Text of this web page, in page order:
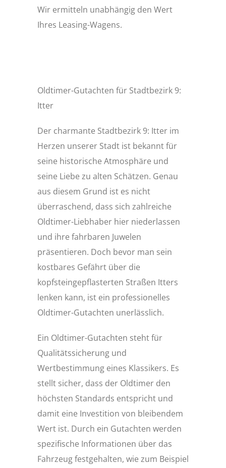
Wir ermitteln unabhängig den Wert
Ihres Leasing-Wagens.
Oldtimer-Gutachten für Stadtbezirk 9:
Itter
Der charmante Stadtbezirk 9: Itter im
Herzen unserer Stadt ist bekannt für
seine historische Atmosphäre und
seine Liebe zu alten Schätzen. Genau
aus diesem Grund ist es nicht
überraschend, dass sich zahlreiche
Oldtimer-Liebhaber hier niederlassen
und ihre fahrbaren Juwelen
präsentieren. Doch bevor man sein
kostbares Gefährt über die
kopfsteingepflasterten Straßen Itters
lenken kann, ist ein professionelles
Oldtimer-Gutachten unerlässlich.
Ein Oldtimer-Gutachten steht für
Qualitätssicherung und
Wertbestimmung eines Klassikers. Es
stellt sicher, dass der Oldtimer den
höchsten Standards entspricht und
damit eine Investition von bleibendem
Wert ist. Durch ein Gutachten werden
spezifische Informationen über das
Fahrzeug festgehalten, wie zum Beispiel